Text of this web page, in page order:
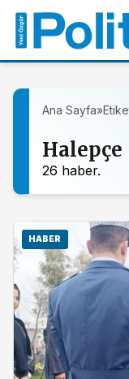
Ana Sayfa»
Halepçe
26 haber.
HABER